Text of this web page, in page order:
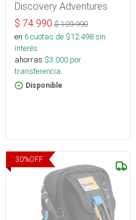
Discovery Adventures
$ 74.990 $109.990
en 6cuotas de $12.498sin
interés
ahorras $3.000 por
transferencia.
Disponible
30%OFF